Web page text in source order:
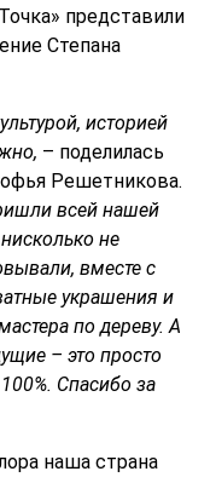
представили
Степана
историей
– поделилась
Решетникова.
всей нашей
не
вместе с
украшения и
по дереву. А
– это просто
Спасибо за
наша страна